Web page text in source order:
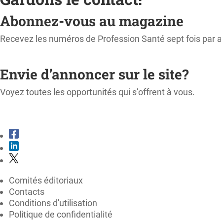
Abonnez-vous au magazine
Recevez les numéros de Profession Santé sept fois par
Envie d’annoncer sur le site?
Voyez toutes les opportunités qui s’offrent à vous.
Comités éditoriaux
Contacts
Conditions d'utilisation
Politique de confidentialité